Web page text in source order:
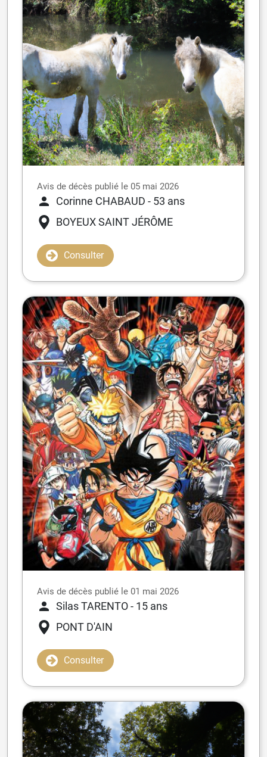
Avis de décès publié le 05 mai 2026
Corinne CHABAUD - 53 ans
BOYEUX SAINT JÉRÔME
Consulter
Avis de décès publié le 01 mai 2026
Silas TARENTO- 15 ans
PONT D'AIN
Consulter